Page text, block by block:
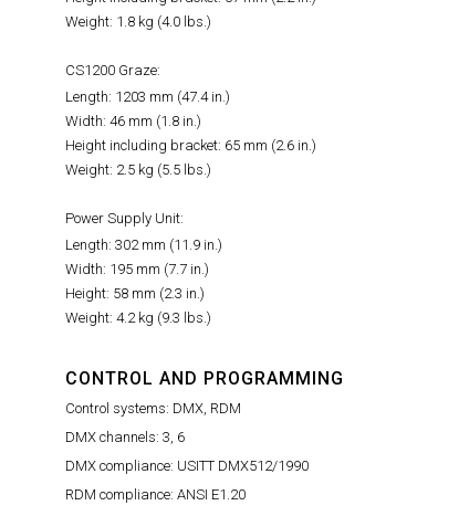
Weight: 1.8 kg (4.0 lbs.)
CS1200 Graze:
Length: 1203 mm (47.4 in.)
Width: 46 mm (1.8 in.)
Height including bracket: 65 mm (2.6 in.)
Weight: 2.5 kg (5.5 lbs.)
Power Supply Unit:
Length: 302 mm (11.9 in.)
Width: 195 mm (7.7 in.)
Height: 58 mm (2.3 in.)
Weight: 4.2 kg (9.3 lbs.)
CONTROL AND PROGRAMMING
Control systems: DMX, RDM
DMX channels: 3, 6
DMX compliance: USITT DMX512/1990
RDM compliance: ANSI E1.20